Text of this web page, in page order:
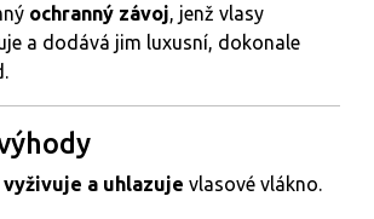
ochranný závoj, jenž vlasy
a dodává jim luxusní, dokonale
vyživuje a uhlazuje vlasové vlákno.